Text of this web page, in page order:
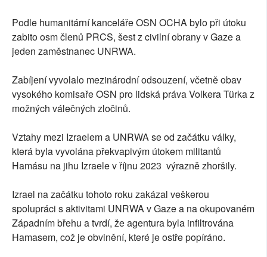
Podle humanitární kanceláře OSN OCHA bylo při útoku
zabito osm členů PRCS, šest z civilní obrany v Gaze a
jeden zaměstnanec UNRWA.
Zabíjení vyvolalo mezinárodní odsouzení, včetně obav
vysokého komisaře OSN pro lidská práva Volkera Türka z
možných válečných zločinů.
Vztahy mezi Izraelem a UNRWA se od začátku války,
která byla vyvolána překvapivým útokem militantů
Hamásu na jihu Izraele v říjnu 2023 výrazně zhoršily.
Izrael na začátku tohoto roku zakázal veškerou
spolupráci s aktivitami UNRWA v Gaze a na okupovaném
Západním břehu a tvrdí, že agentura byla infiltrována
Hamasem, což je obvinění, které je ostře popíráno.